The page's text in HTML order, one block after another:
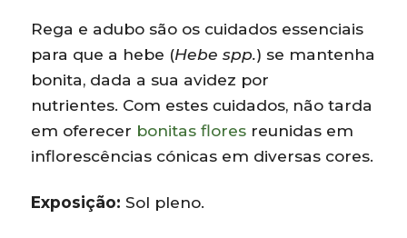
Rega e adubo são os cuidados essenciais
para que a hebe (Hebe spp.) se mantenha
bonita, dada a sua avidez por
nutrientes. Com estes cuidados, não tarda
em oferecer bonitas flores reunidas em
inflorescências cónicas em diversas cores.
Exposição: Sol pleno.